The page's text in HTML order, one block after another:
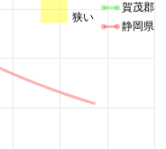
賀茂郡
静岡県
狭い